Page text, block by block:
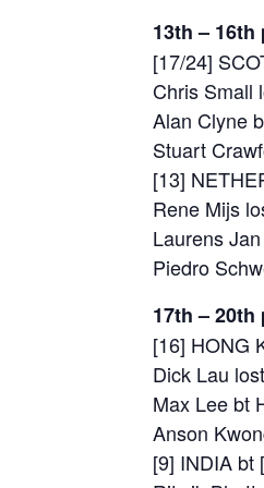
13th –
[17/24]
Chris Small
Alan Clyne
Stuart
[13]
Rene Mijs
Laurens
Piedro
17th –
[16] HONG
Dick Lau
Max Lee bt
Anson
[9] INDIA bt